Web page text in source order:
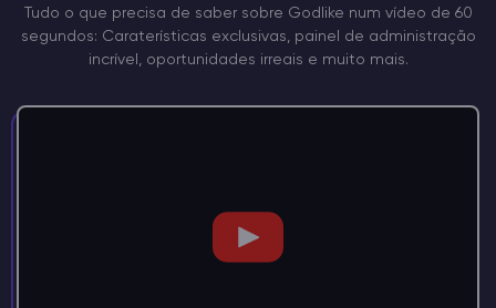
Tudo o que precisa de saber sobre Godlike num vídeo de 60
segundos: Caraterísticas exclusivas, painel de administração
incrível, oportunidades irreais e muito mais.